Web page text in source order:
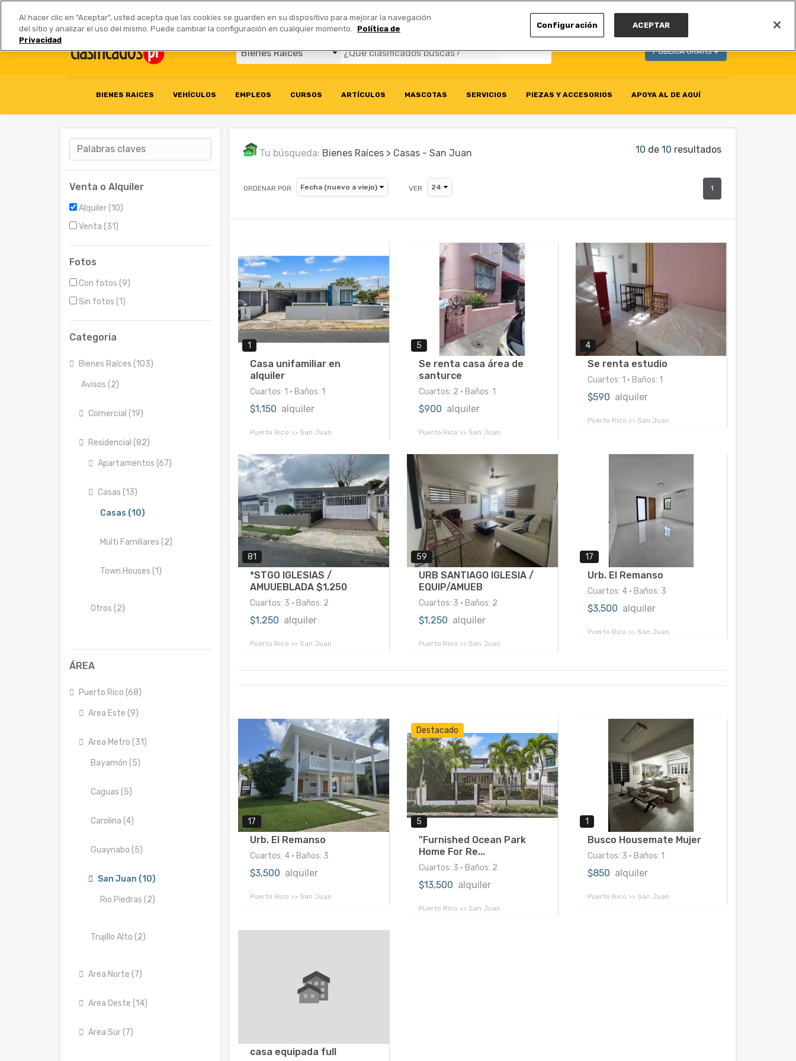
Anúnciate | Tarifas Socios Comerciales
PUBLICA GRATIS +
BIENES RAICES VEHÍCULOS EMPLEOS CURSOS ARTÍCULOS MASCOTAS SERVICIOS PIEZAS Y ACCESORIOS APOYA AL DE AQUÍ
Venta o Alquiler
Alquiler (10)
Venta (31)
Fotos
Con fotos (9)
Sin fotos (1)
Categoria
Bienes Raíces (103)
Avisos (2)
Comercial (19)
Residencial (82)
Apartamentos (67)
Casas (13)
Casas (10)
Multi Familiares (2)
Town Houses (1)
Otros (2)
ÁREA
Puerto Rico (68)
Area Este (9)
Area Metro (31)
Bayamón (5)
Caguas (5)
Carolina (4)
Guaynabo (5)
San Juan (10)
Rio Piedras (2)
Trujillo Alto (2)
Area Norte (7)
Area Oeste (14)
Area Sur (7)
Tu búsqueda: Bienes Raíces > Casas - San Juan 10 de 10 resultados
ORDENAR POR VER 1
1
Casa unifamiliar en
alquiler
Cuartos: 1 • Baños: 1
$1,150 alquiler
Puerto Rico >> San Juan
5
Se renta casa área de
santurce
Cuartos: 2 • Baños: 1
$900 alquiler
Puerto Rico >> San Juan
4
Se renta estudio
Cuartos: 1 • Baños: 1
$590 alquiler
Puerto Rico >> San Juan
81
*STGO IGLESIAS /
AMUUEBLADA $1,250
Cuartos: 3 • Baños: 2
$1,250 alquiler
Puerto Rico >> San Juan
59
URB SANTIAGO IGLESIA /
EQUIP/AMUEB
Cuartos: 3 • Baños: 2
$1,250 alquiler
Puerto Rico >> San Juan
17
Urb. El Remanso
Cuartos: 4 • Baños: 3
$3,500 alquiler
Puerto Rico >> San Juan
17
Urb. El Remanso
Cuartos: 4 • Baños: 3
$3,500 alquiler
Puerto Rico >> San Juan
Destacado
5
"Furnished Ocean Park
Home For Re...
Cuartos: 3 • Baños: 2
$13,500 alquiler
Puerto Rico >> San Juan
1
Busco Housemate Mujer
Cuartos: 3 • Baños: 1
$850 alquiler
Puerto Rico >> San Juan
casa equipada full
Al hacer clic en “Aceptar”, usted acepta que las cookies se guarden en su dispositivo para mejorar la navegación
del sitio y analizar el uso del mismo. Puede cambiar la configuración en cualquier momento.
Política de
Privacidad
Configuración ACEPTAR